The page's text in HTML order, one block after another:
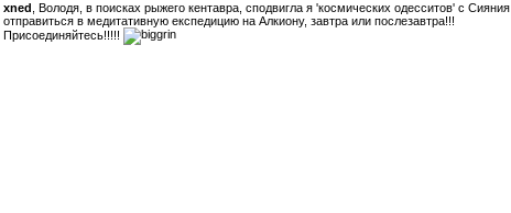
xned , Володя, в поисках рыжего кентавра, сподвигла я 'космических одесситов' с Сияния
отправиться в медитативную експедицию на Алкиону, завтра или послезавтра!!!
Присоединяйтесь!!!!!